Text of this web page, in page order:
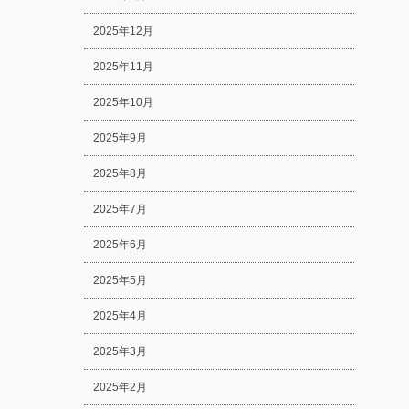
2025年12月
2025年11月
2025年10月
2025年9月
2025年8月
2025年7月
2025年6月
2025年5月
2025年4月
2025年3月
2025年2月